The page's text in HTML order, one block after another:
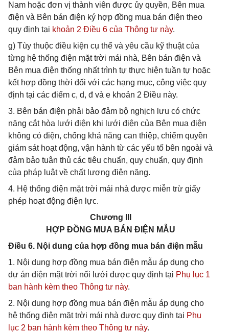
Nam hoặc đơn vị thành viên được ủy quyền, Bên mua
điện và Bên bán điện ký hợp đồng mua bán điện theo
quy định tại khoản 2 Điều 6 của Thông tư này.
g) Tùy thuộc điều kiện cụ thể và yêu cầu kỹ thuật của
từng hệ thống điện mặt trời mái nhà, Bên bán điện và
Bên mua điện thống nhất trình tự thực hiện tuần tự hoặc
kết hợp đồng thời đối với các hạng mục, công việc quy
định tại các điểm c, d, đ và e khoản 2 Điều này.
3. Bên bán điện phải bảo đảm bộ nghịch lưu có chức
năng cắt hòa lưới điện khi lưới điện của Bên mua điện
không có điện, chống khả năng can thiệp, chiếm quyền
giám sát hoạt động, vận hành từ các yếu tố bên ngoài và
đảm bảo tuân thủ các tiêu chuẩn, quy chuẩn, quy định
của pháp luật về chất lượng điện năng.
4. Hệ thống điện mặt trời mái nhà được miễn trừ giấy
phép hoạt động điện lực.
Chương III
HỢP ĐỒNG MUA BÁN ĐIỆN MẪU
Điều 6. Nội dung của hợp đồng mua bán điện mẫu
1. Nội dung hợp đồng mua bán điện mẫu áp dụng cho
dự án điện mặt trời nối lưới được quy định tại Phụ lục 1
ban hành kèm theo Thông tư này.
2. Nội dung hợp đồng mua bán điện mẫu áp dụng cho
hệ thống điện mặt trời mái nhà được quy định tại Phụ
lục 2 ban hành kèm theo Thông tư này.